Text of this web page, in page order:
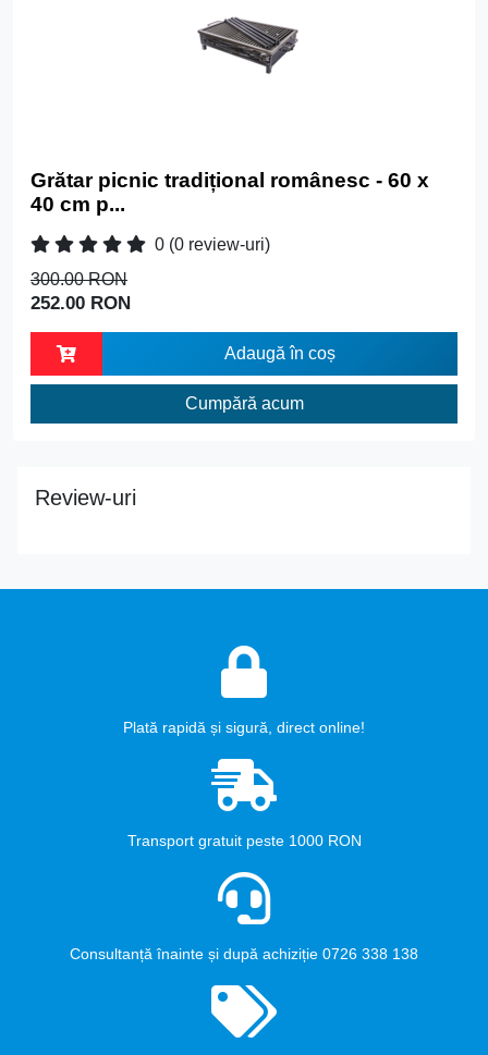
Grătar picnic tradițional românesc - 60 x
40 cm p...
0 (0 review-uri)
300.00 RON
252.00 RON
Adaugă în coș
Cumpără acum
Review-uri
Plată rapidă și sigură, direct online!
Transport gratuit peste 1000 RON
Consultanță înainte și după achiziție 0726 338 138